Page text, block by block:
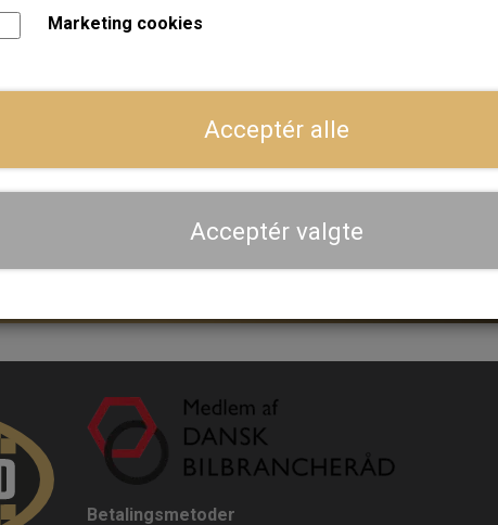
Betalingsmetoder
Marketing cookies
Acceptér alle
Acceptér valgte